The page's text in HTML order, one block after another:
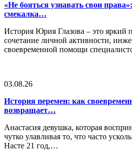
«Не бояться узнавать свои
смекалка…
История Юрия Глазова – это яркий
сочетание личной активности,
своевременной помощи
03.08.26
История перемен: как
возвращает…
Анастасия девушка, которая
чутко улавливая то, что часто
Насте 21 год,…